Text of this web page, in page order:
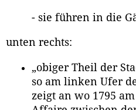
- sie führen in die
unten rechts:
„obiger Theil der
so am linken Ufer
zeigt an wo 1795